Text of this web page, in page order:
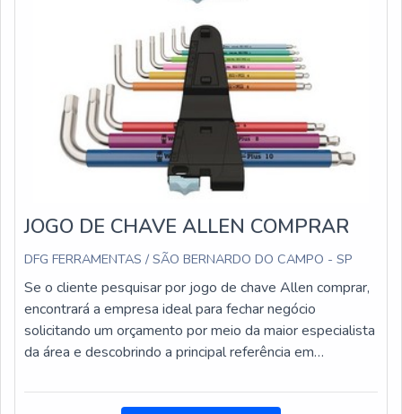
JOGO DE CHAVE ALLEN COMPRAR
DFG FERRAMENTAS / SÃO BERNARDO DO CAMPO - SP
Se o cliente pesquisar por jogo de chave Allen comprar,
encontrará a empresa ideal para fechar negócio
solicitando um orçamento por meio da maior especialista
da área e descobrindo a principal referência em
ASSERTIVIDADEQuem pesquisa na internet por jogo